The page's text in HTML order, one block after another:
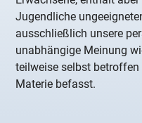
Jugendliche
ausschließlich unsere
unabhängige Meinung
teilweise selbst
Materie befasst.